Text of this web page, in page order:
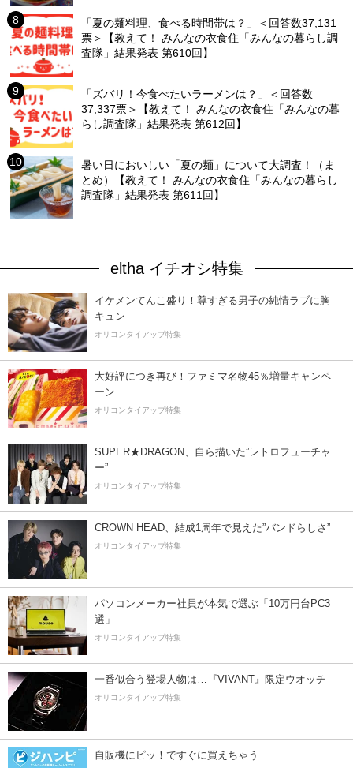
「夏の麺料理、食べる時間帯は？」＜回答数37,131
票＞【教えて！ みんなの衣食住「みんなの暮らし調
査隊」結果発表 第610回】
「ズバリ！今食べたいラーメンは？」＜回答数
37,337票＞【教えて！ みんなの衣食住「みんなの暮
らし調査隊」結果発表 第612回】
暑い日においしい「夏の麺」について大調査！（ま
とめ）【教えて！ みんなの衣食住「みんなの暮らし
調査隊」結果発表 第611回】
eltha イチオシ特集
イケメンてんこ盛り！尊すぎる男子の純情ラブに胸
キュン
オリコンタイアップ特集
大好評につき再び！ファミマ名物45％増量キャンペ
ーン
オリコンタイアップ特集
SUPER★DRAGON、自ら描いた”レトロフューチャ
ー”
オリコンタイアップ特集
CROWN HEAD、結成1周年で見えた”バンドらしさ”
オリコンタイアップ特集
パソコンメーカー社員が本気で選ぶ「10万円台PC3
選」
オリコンタイアップ特集
一番似合う登場人物は…『VIVANT』限定ウオッチ
オリコンタイアップ特集
自販機にピッ！ですぐに買えちゃう